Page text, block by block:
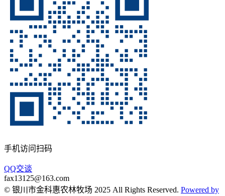
手机访问扫码
QQ交谈
fax13125@163.com
© 银川市金科惠农林牧场 2025 All Rights Reserved. Powered by